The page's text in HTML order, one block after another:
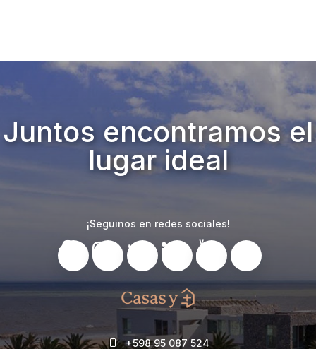
Juntos encontramos el
lugar ideal
¡Seguinos en redes sociales!
+598 95 087 524